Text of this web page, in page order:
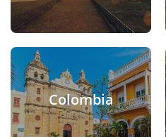
Colombia